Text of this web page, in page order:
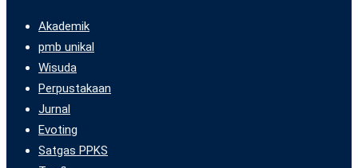
Akademik
pmb unikal
Wisuda
Perpustakaan
Jurnal
Evoting
Satgas PPKS